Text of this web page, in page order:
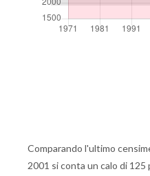
Comparando l'ultimo
2001 si conta un calo di